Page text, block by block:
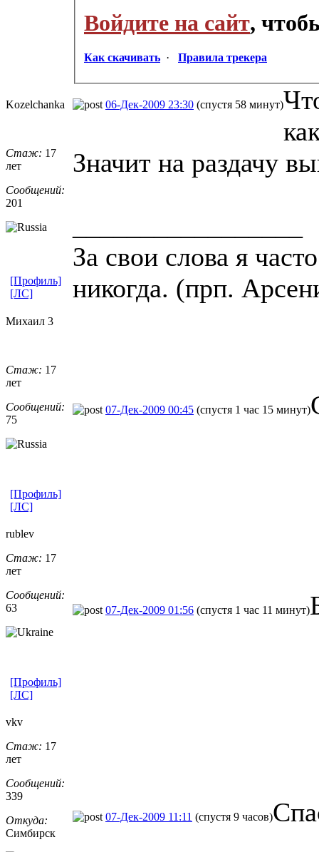
Войдите на сайт,
Как скачивать · Правила трекера
Kozelchanka
Стаж: 17
лет
Сообщений:
201
06-Дек-2009 23:30 (спустя 58 минут)
Значит на раздачу
За свои слова я
никогда. (прп.
[Профиль]
[ЛС]
Михаил 3
Стаж: 17
лет
Сообщений:
75
07-Дек-2009 00:45 (спустя 1 час 15 минут)
[Профиль]
[ЛС]
rublev
Стаж: 17
лет
Сообщений:
63
07-Дек-2009 01:56 (спустя 1 час 11 минут)
[Профиль]
[ЛС]
vkv
Стаж: 17
лет
Сообщений:
339
Откуда:
Симбирск
07-Дек-2009 11:11 (спустя 9 часов)